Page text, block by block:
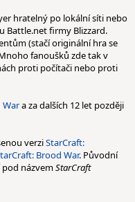
hratelný po lokální síti nebo
Battle.net firmy Blizzard.
(stačí originální hra se
fanoušků zde tak v
proti počítači nebo proti
Wara za dalších 12 let později
verziStarCraft:
Brood War. Původní
názvemStarCraft